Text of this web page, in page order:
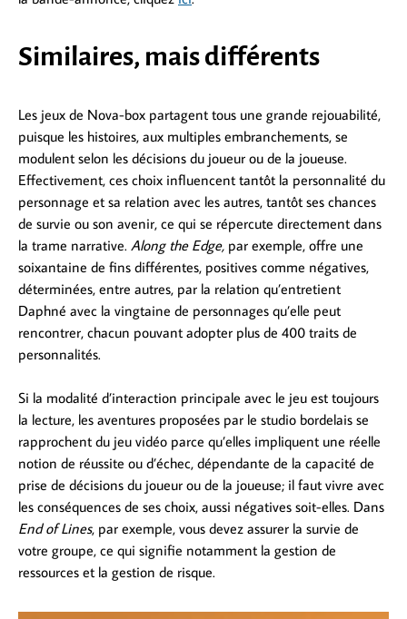
Similaires, mais différents
Les jeux de Nova-box partagent tous une grande rejouabilité,
puisque les histoires, aux multiples embranchements, se
modulent selon les décisions du joueur ou de la joueuse.
Effectivement, ces choix influencent tantôt la personnalité du
personnage et sa relation avec les autres, tantôt ses chances
de survie ou son avenir, ce qui se répercute directement dans
la trame narrative. Along the Edge, par exemple, offre une
soixantaine de fins différentes, positives comme négatives,
déterminées, entre autres, par la relation qu’entretient
Daphné avec la vingtaine de personnages qu’elle peut
rencontrer, chacun pouvant adopter plus de 400 traits de
personnalités.
Si la modalité d’interaction principale avec le jeu est toujours
la lecture, les aventures proposées par le studio bordelais se
rapprochent du jeu vidéo parce qu’elles impliquent une réelle
notion de réussite ou d’échec, dépendante de la capacité de
prise de décisions du joueur ou de la joueuse; il faut vivre avec
les conséquences de ses choix, aussi négatives soit-elles. Dans
End of Lines, par exemple, vous devez assurer la survie de
votre groupe, ce qui signifie notamment la gestion de
ressources et la gestion de risque.